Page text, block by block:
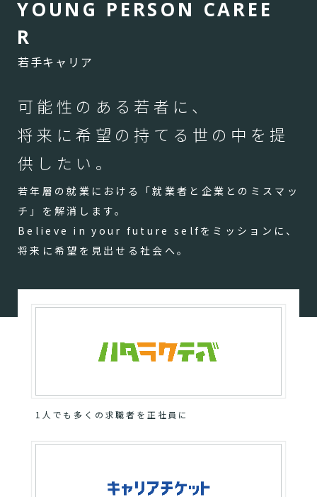
YOUN G PERSON CAREE
R
若手キャリア
可能性のある若者に、
将来に希望の持てる世の中を提
供したい。
若年層の就業における「就業者と企業とのミスマッ
チ」を解消します。
Believe in your future selfをミッションに、
将来に希望を見出せる社会へ。
1人でも多くの求職者を正社員に